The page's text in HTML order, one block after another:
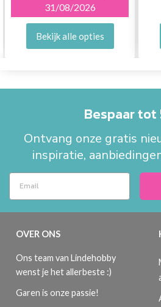
31/08/2026
Bekijk alle opties
Bespaar tot
Ontvang onze gratis
inspiratie,
OVER ONS
Ons team van Lindehobby
wenst je het allerbeste :)
Garen is onze passie!